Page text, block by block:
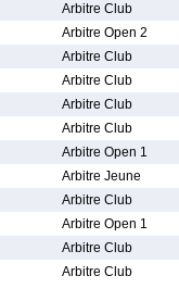
Arbitre Club
Arbitre Open 2
Arbitre Club
Arbitre Club
Arbitre Club
Arbitre Club
Arbitre Open 1
Arbitre Jeune
Arbitre Club
Arbitre Open 1
Arbitre Club
Arbitre Club